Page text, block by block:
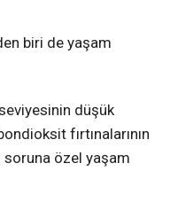
biri de yaşam
düşük
fırtınalarının
özel yaşam